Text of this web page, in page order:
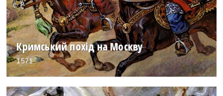
Кримський похід на Москву
1571